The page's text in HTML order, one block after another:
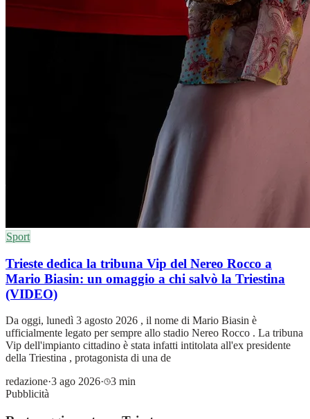
Sport
Trieste dedica la tribuna Vip del Nereo Rocco a
Mario Biasin: un omaggio a chi salvò la Triestina
(VIDEO)
Da oggi, lunedì 3 agosto 2026 , il nome di Mario Biasin è
ufficialmente legato per sempre allo stadio Nereo Rocco . La tribuna
Vip dell'impianto cittadino è stata infatti intitolata all'ex presidente
della Triestina , protagonista di una de
redazione·3 ago 2026·
3 min
Pubblicità